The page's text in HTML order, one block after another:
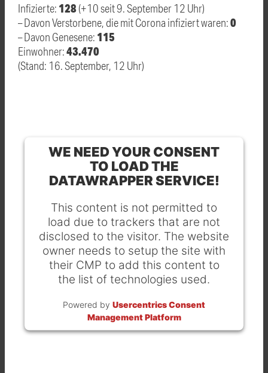
Infizierte:128(+10 seit 9. September 12 Uhr)
– Davon Verstorbene, die mit Corona infiziert waren:0
– Davon Genesene:115
Einwohner:43.470
(Stand: 16. September, 12 Uhr)
WE NEED YOUR CONSENT
TO LOAD THE
DATAWRAPPER SERVICE!
This content is not permitted to
load due to trackers that are not
disclosed to the visitor. The website
owner needs to setup the site with
their CMP to add this content to
the list of technologies used.
Powered by Usercentrics Consent
Management Platform